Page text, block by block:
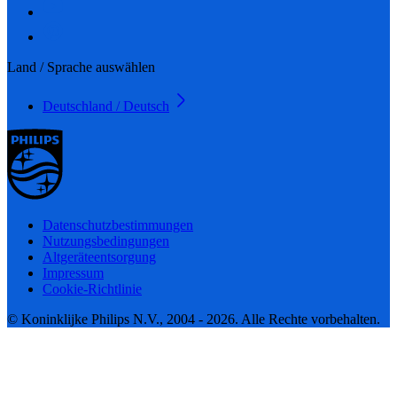
Land / Sprache auswählen
Deutschland / Deutsch
Datenschutzbestimmungen
Nutzungsbedingungen
Altgeräteentsorgung
Impressum
Cookie-Richtlinie
© Koninklijke Philips N.V., 2004 - 2026. Alle Rechte vorbehalten.